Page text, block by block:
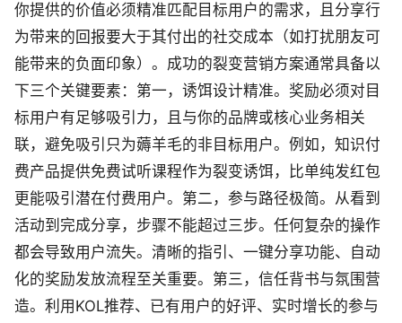
你提供的价值必须精准匹配目标用户的需求，且分享行
为带来的回报要大于其付出的社交成本（如打扰朋友可
能带来的负面印象）。成功的裂变营销方案通常具备以
下三个关键要素：第一，诱饵设计精准。奖励必须对目
标用户有足够吸引力，且与你的品牌或核心业务相关
联，避免吸引只为薅羊毛的非目标用户。例如，知识付
费产品提供免费试听课程作为裂变诱饵，比单纯发红包
更能吸引潜在付费用户。第二，参与路径极简。从看到
活动到完成分享，步骤不能超过三步。任何复杂的操作
都会导致用户流失。清晰的指引、一键分享功能、自动
化的奖励发放流程至关重要。第三，信任背书与氛围营
造。利用KOL推荐、已有用户的好评、实时增长的参与